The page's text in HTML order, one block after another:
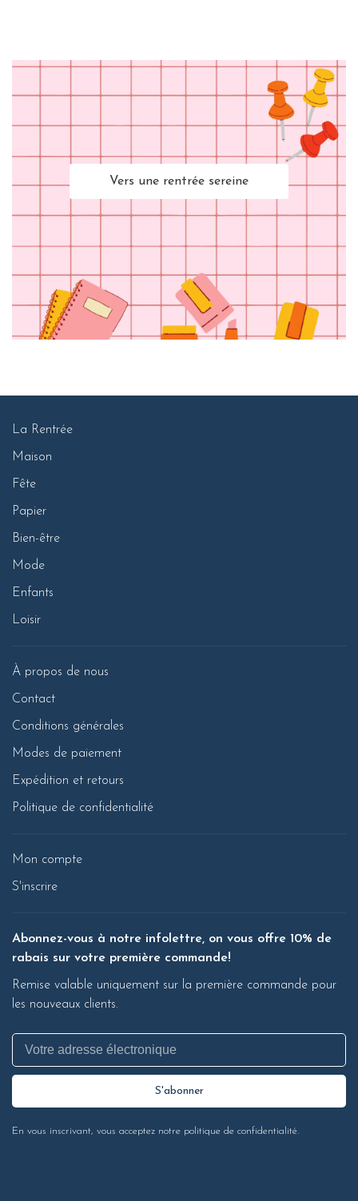
Vers une rentrée sereine
La Rentrée
Maison
Fête
Papier
Bien-être
Mode
Enfants
Loisir
À propos de nous
Contact
Conditions générales
Modes de paiement
Expédition et retours
Politique de confidentialité
Mon compte
S'inscrire
Abonnez-vous à notre infolettre, on vous offre 10% de
rabais sur votre première commande!
Remise valable uniquement sur la première commande pour
les nouveaux clients.
S'abonner
En vous inscrivant, vous acceptez notre politique de confidentialité.